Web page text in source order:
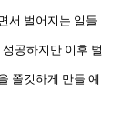
서 벌어지는 일들
공하지만 이후 벌
쫄깃하게 만들 예